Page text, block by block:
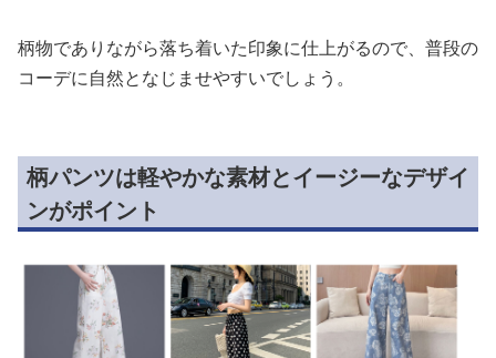
柄物でありながら落ち着いた印象に仕上がるので、普段の
コーデに自然となじませやすいでしょう。
柄パンツは軽やかな素材とイージーなデザイ
ンがポイント